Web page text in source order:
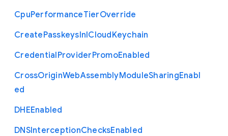
CpuPerformanceTierOverride
CreatePasskeysInICloudKeychain
CredentialProviderPromoEnabled
CrossOriginWebAssemblyModuleSharingEnabl
ed
DHEEnabled
DNSInterceptionChecksEnabled